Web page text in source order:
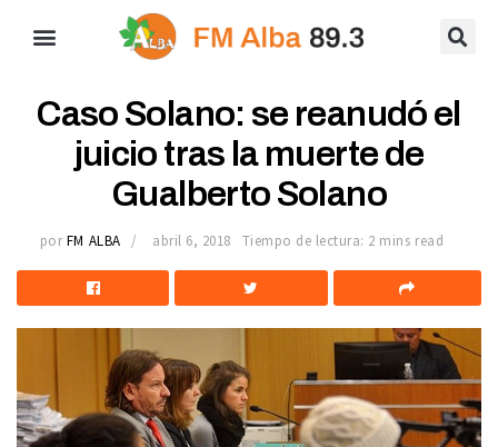
Caso Solano: se reanudó el
juicio tras la muerte de
Gualberto Solano
por FM ALBA abril 6, 2018 Tiempo de lectura: 2 mins read